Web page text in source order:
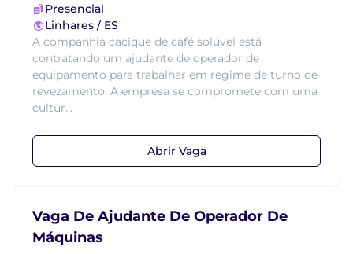
Presencial
Linhares / ES
A companhia cacique de café solúvel está
contratando um ajudante de operador de
equipamento para trabalhar em regime de turno de
revezamento. A empresa se compromete com uma
cultur...
Abrir Vaga
Vaga De Ajudante De Operador De
Máquinas